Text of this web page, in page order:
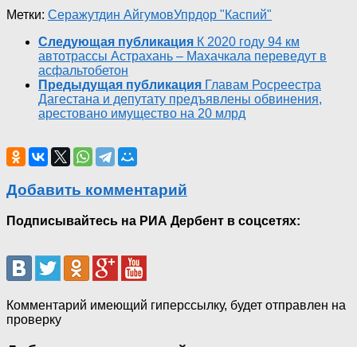
Метки: Серажутдин АйгумовУпрдор "Каспий"
Следующая публикация К 2020 году 94 км
автотрассы Астрахань – Махачкала переведут в
асфальтобетон
Предыдущая публикация Главам Росреестра
Дагестана и депутату предъявлены обвинения,
арестовано имущество на 20 млрд
Добавить комментарий
Подписывайтесь на РИА Дербент в соцсетях:
Комментарий имеющий гиперссылку, будет отправлен на
проверку